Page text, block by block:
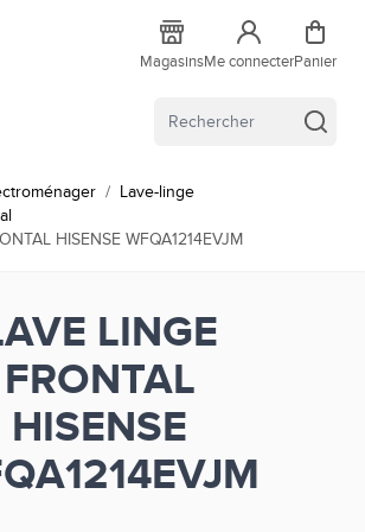
MagasinsMe connecterPanier
/ Lave-linge
HISENSE WFQA1214EVJM
LINGE
FRONTAL
HISENSE